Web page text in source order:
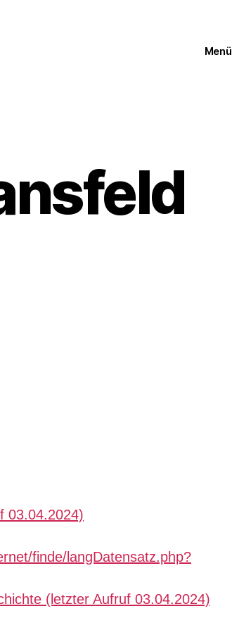
Menü
03.04.2024)
finde/langDatensatz.php?
(letzter Aufruf 03.04.2024)